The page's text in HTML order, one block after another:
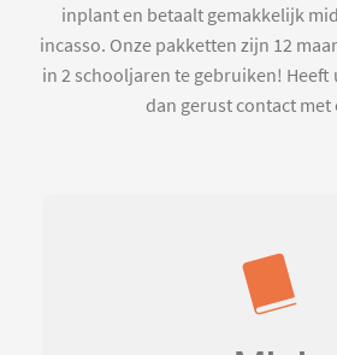
inplant en betaalt gemakkelijk
incasso. Onze pakketten zijn 12
in 2 schooljaren te gebruiken! Heeft
dan gerust contact met